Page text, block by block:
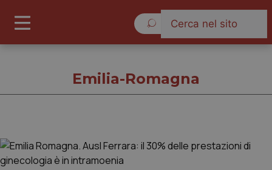
Emilia-Romagna